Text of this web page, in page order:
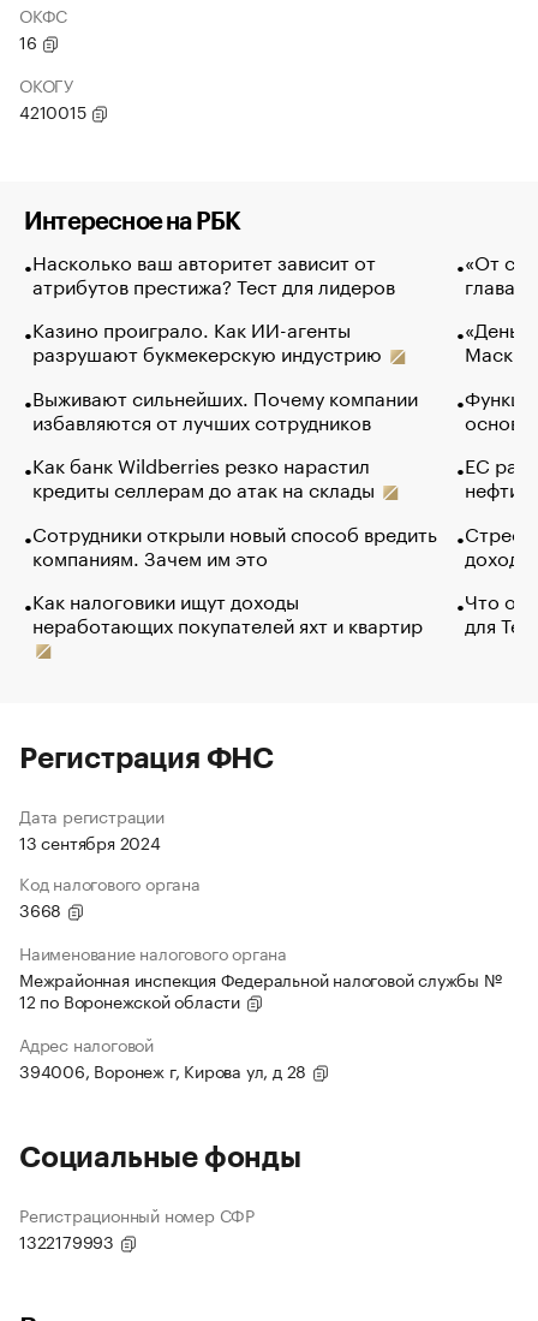
ОКФС
16
ОКОГУ
4210015
Интересное на РБК
Насколько ваш авторитет зависит от
атрибутов престижа? Тест для лидеров
Казино проиграло. Как ИИ-агенты
разрушают букмекерскую индустрию
Выживают сильнейших. Почему компании
избавляются от лучших сотрудников
Как банк Wildberries резко нарастил
кредиты селлерам до атак на склады
Сотрудники открыли новый способ вредить
компаниям. Зачем им это
Как налоговики ищут доходы
неработающих покупателей яхт и квартир
«От
глава
Маск в
основ
ЕС
нефти
Что
для
Регистрация ФНС
Дата регистрации
13 сентября 2024
Код налогового органа
3668
Наименование налогового органа
Межрайонная инспекция Федеральной налоговой службы №
12 по Воронежской области
Адрес налоговой
394006, Воронеж г, Кирова ул, д 28
Социальные фонды
Регистрационный номер СФР
1322179993